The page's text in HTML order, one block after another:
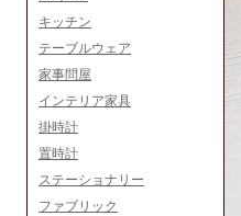
キッチン
テーブルウェア
家事問屋
インテリア家具
掛時計
置時計
ステーショナリー
ファブリック